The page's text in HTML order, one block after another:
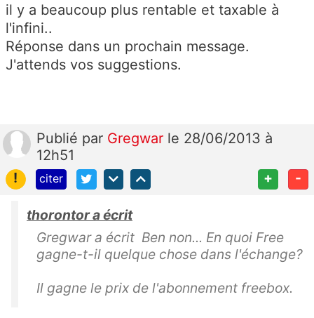
il y a beaucoup plus rentable et taxable à
l'infini..
Réponse dans un prochain message.
J'attends vos suggestions.
Publié par Gregwar le 28/06/2013 à
12h51
!
citer + -
thorontor a écrit
Gregwar a écrit Ben non... En quoi Free
gagne-t-il quelque chose dans l'échange?
Il gagne le prix de l'abonnement freebox.